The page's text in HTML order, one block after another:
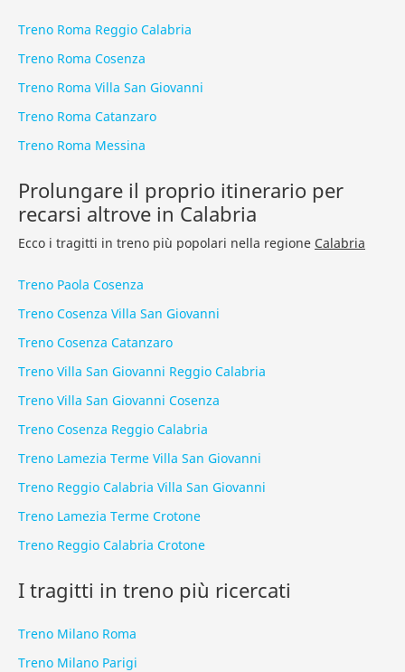
Treno Roma Reggio Calabria
Treno Roma Cosenza
Treno Roma Villa San Giovanni
Treno Roma Catanzaro
Treno Roma Messina
Prolungare il proprio itinerario per
recarsi altrove in Calabria
Ecco i tragitti in treno più popolari nella regione Calabria
Treno Paola Cosenza
Treno Cosenza Villa San Giovanni
Treno Cosenza Catanzaro
Treno Villa San Giovanni Reggio Calabria
Treno Villa San Giovanni Cosenza
Treno Cosenza Reggio Calabria
Treno Lamezia Terme Villa San Giovanni
Treno Reggio Calabria Villa San Giovanni
Treno Lamezia Terme Crotone
Treno Reggio Calabria Crotone
I tragitti in treno più ricercati
Treno Milano Roma
Treno Milano Parigi